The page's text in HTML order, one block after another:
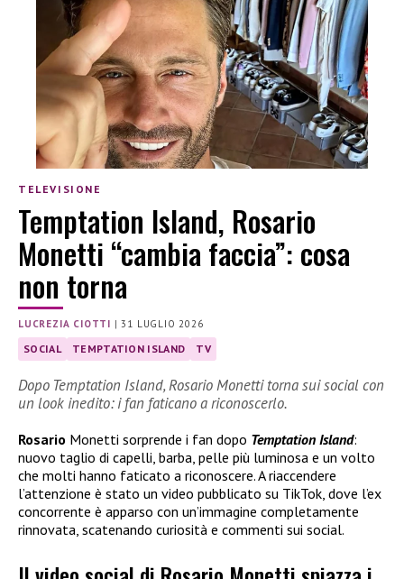
TELEVISIONE
Temptation Island, Rosario
Monetti “cambia faccia”: cosa
non torna
LUCREZIA CIOTTI |31 LUGLIO 2026
SOCIAL TEMPTATION ISLAND TV
Dopo Temptation Island, Rosario Monetti torna sui social con
un look inedito: i fan faticano a riconoscerlo.
Rosario Monetti sorprende i fan dopo Temptation Island:
nuovo taglio di capelli, barba, pelle più luminosa e un volto
che molti hanno faticato a riconoscere. A riaccendere
l’attenzione è stato un video pubblicato su TikTok, dove l’ex
concorrente è apparso con un’immagine completamente
rinnovata, scatenando curiosità e commenti sui social.